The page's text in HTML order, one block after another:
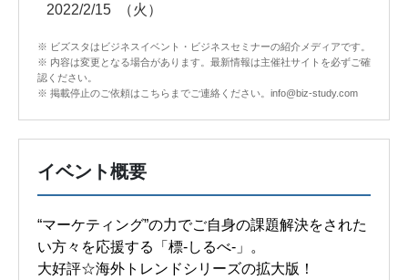
2022/2/15 （火）
※ ビズスタはビジネスイベント・ビジネスセミナーの紹介メディアです。
※ 内容は変更となる場合があります。最新情報は主催社サイトを必ずご確
認ください。
※ 掲載停止のご依頼はこちらまでご連絡ください。info@biz-study.com
イベント概要
“マーケティング”の力でご自身の課題解決をされた
い方々を応援する「標-しるべ-」。
大好評☆海外トレンドシリーズの拡大版！